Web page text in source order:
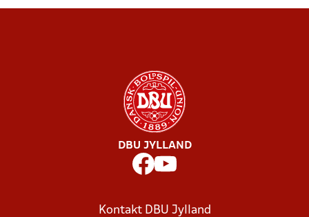
DBU JYLLAND
Kontakt DBU Jylland